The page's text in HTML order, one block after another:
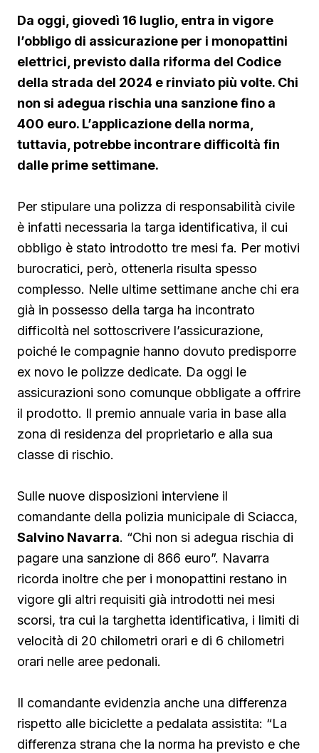
Da oggi, giovedì 16 luglio, entra in vigore
l’obbligo di assicurazione per i monopattini
elettrici, previsto dalla riforma del Codice
della strada del 2024 e rinviato più volte. Chi
non si adegua rischia una sanzione fino a
400 euro. L’applicazione della norma,
tuttavia, potrebbe incontrare difficoltà fin
dalle prime settimane.
Per stipulare una polizza di responsabilità civile
è infatti necessaria la targa identificativa, il cui
obbligo è stato introdotto tre mesi fa. Per motivi
burocratici, però, ottenerla risulta spesso
complesso. Nelle ultime settimane anche chi era
già in possesso della targa ha incontrato
difficoltà nel sottoscrivere l’assicurazione,
poiché le compagnie hanno dovuto predisporre
ex novo le polizze dedicate. Da oggi le
assicurazioni sono comunque obbligate a offrire
il prodotto. Il premio annuale varia in base alla
zona di residenza del proprietario e alla sua
classe di rischio.
Sulle nuove disposizioni interviene il
comandante della polizia municipale di Sciacca,
Salvino Navarra. “Chi non si adegua rischia di
pagare una sanzione di 866 euro”. Navarra
ricorda inoltre che per i monopattini restano in
vigore gli altri requisiti già introdotti nei mesi
scorsi, tra cui la targhetta identificativa, i limiti di
velocità di 20 chilometri orari e di 6 chilometri
orari nelle aree pedonali.
Il comandante evidenzia anche una differenza
rispetto alle biciclette a pedalata assistita: “La
differenza strana che la norma ha previsto e che